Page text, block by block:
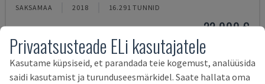
SAKSAMAA 2018 16.291 TUNNID
22.000 €
Privaatsusteade ELi kasutajatele
Kasutame küpsiseid, et parandada teie kogemust, analüüsida
saidi kasutamist ja turunduseesmärkidel. Saate hallata oma